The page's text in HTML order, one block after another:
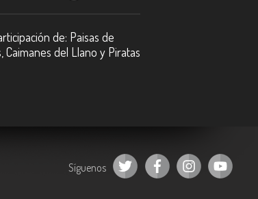
de: Paisas de
Caimanes del Llano y Piratas
Síguenos